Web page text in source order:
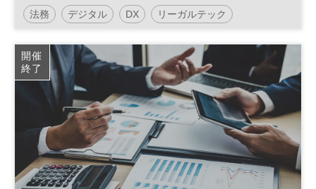
とは～
法務 デジタル DX リーガルテック
日経オンラインセミナー
開催
終了